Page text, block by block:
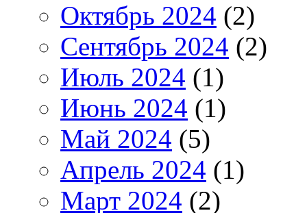
Октябрь 2024 (2)
Сентябрь 2024 (2)
Июль 2024 (1)
Июнь 2024 (1)
Май 2024 (5)
Апрель 2024 (1)
Март 2024 (2)